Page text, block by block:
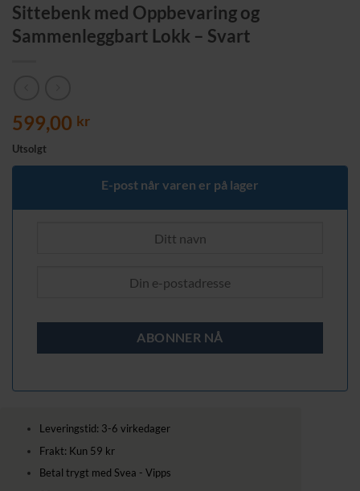
Sittebenk med Oppbevaring og
Sammenleggbart Lokk – Svart
599,00 kr
Utsolgt
E-post når varen er på lager
Leveringstid: 3-6 virkedager
Frakt: Kun 59 kr
Betal trygt med Svea - Vipps